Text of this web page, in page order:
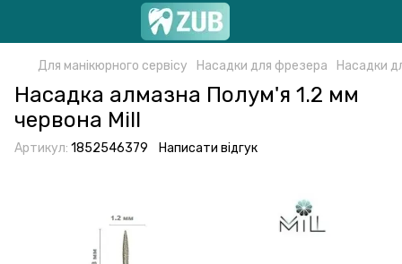
Для манікюрного сервісу Насадки для фрезера Насадки
Насадка алмазна Полум'я 1.2 мм
червона Mill
Артикул: 1852546379 Написати відгук